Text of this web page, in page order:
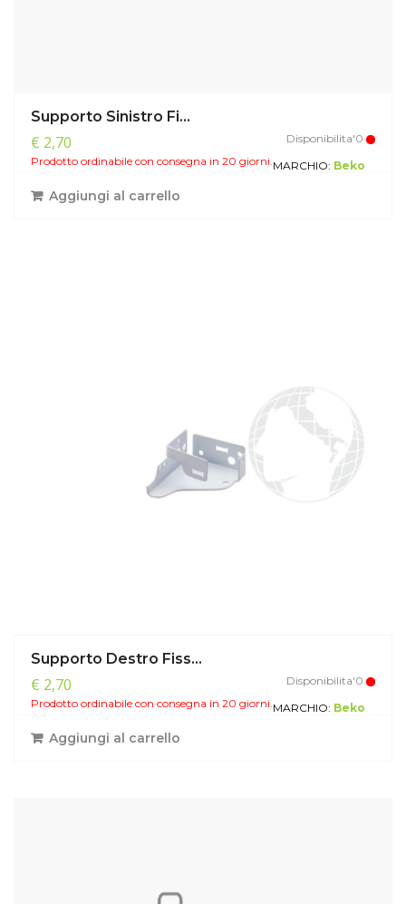
Supporto Sinistro Fi...
€ 2,70
Disponibilita'0
Prodotto ordinabile con consegna in 20 giorni.MARCHIO: Beko
Aggiungi al carrello
Supporto Destro Fiss...
€ 2,70
Disponibilita'0
Prodotto ordinabile con consegna in 20 giorni.MARCHIO: Beko
Aggiungi al carrello